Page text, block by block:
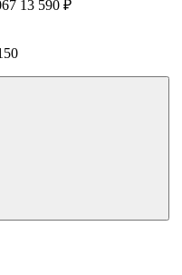
13 590 ₽